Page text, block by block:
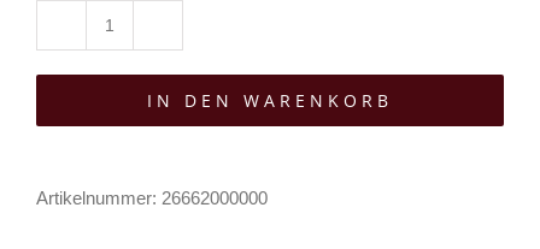
Longsleeve
Ripped
IN DEN WARENKORB
Artikelnummer: 26662000000